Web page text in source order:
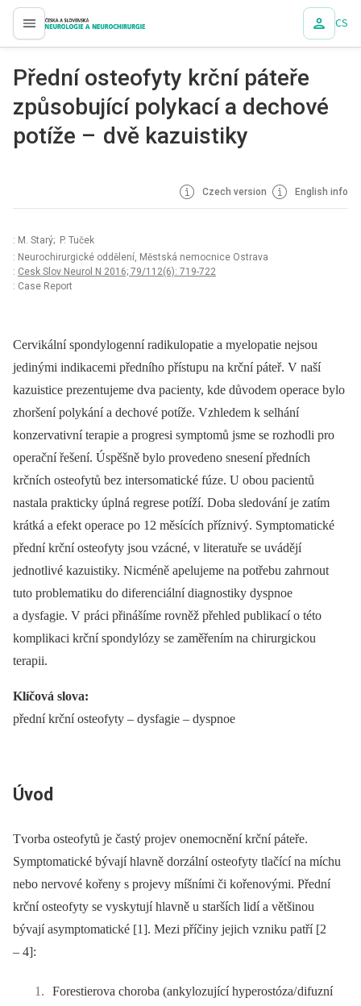
proLékaře.cz CS
Přední osteofyty krční páteře
způsobující polykací a dechové
potíže – dvě kazuistiky
Czech version English info
: M. Starý; P. Tuček
: Neurochirurgické oddělení, Městská nemocnice Ostrava
: Cesk Slov Neurol N 2016; 79/112(6): 719-722
: Case Report
Cervikální spondylogen­ní radikulopatie a myelopatie nejsou
jedinými indikacemi předního přístupu na krční páteř. V naší
kazuistice prezentujeme dva pacienty, kde důvodem operace bylo
zhoršení polykání a dechové potíže. Vzhledem k selhání
konzervativní terapie a progresi symptomů jsme se rozhodli pro
operační řešení. Úspěšně bylo provedeno snesení předních
krčních osteofytů bez intersomatické fúze. U obou pacientů
nastala prakticky úplná regrese potíží. Doba sledování je zatím
krátká a efekt operace po 12 měsících příznivý. Symptomatické
přední krční osteofyty jsou vzácné, v literatuře se uvádějí
jednotlivé kazuistiky. Nicméně apelujeme na potřebu zahrnout
tuto problematiku do diferenciální dia­gnostiky dyspnoe
a dysfagie. V práci přinášíme rovněž přehled publikací o této
komplikaci krční spondylózy se zaměřením na chirurgickou
terapii.
Klíčová slova:
přední krční osteofyty –⁠ dysfagie –⁠ dyspnoe
Úvod
Tvorba osteofytů je častý projev onemocnění krční páteře.
Symptomatické bývají hlavně dorzální osteofyty tlačící na míchu
nebo nervové kořeny s projevy míšními či kořenovými. Přední
krční osteofyty se vyskytují hlavně u starších lidí a většinou
bývají asymp­tomatické [1]. Mezi příčiny jejich vzniku patří [2
–⁠ 4]:
Forestierova choroba (ankylozující hyper­ostóza/ difuzní